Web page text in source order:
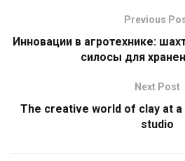
Previous
Инновации в агротехнике:
силосы для
Next Post
The creative world of clay at
studio